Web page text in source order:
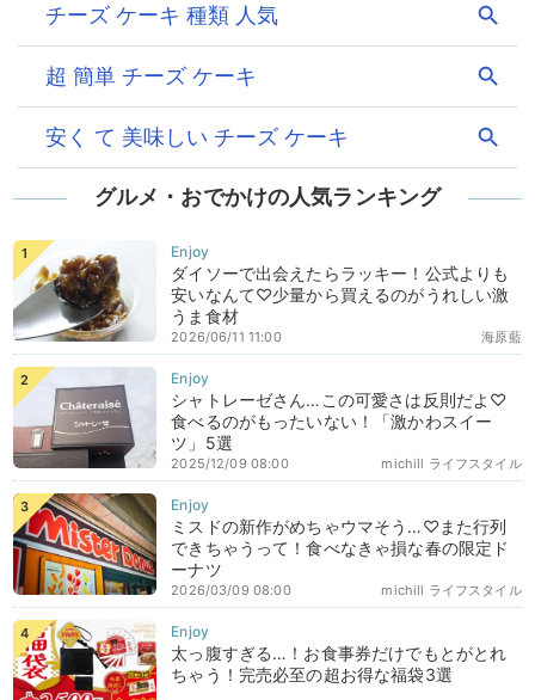
グルメ・おでかけの人気ランキング
ダイソーで出会えたらラッキー！公式よりも
安いなんて♡少量から買えるのがうれしい激
うま食材
海原藍
2026/06/11 11:00
シャトレーゼさん…この可愛さは反則だよ♡
食べるのがもったいない！「激かわスイー
ツ」5選
michill ライフスタイル
2025/12/09 08:00
ミスドの新作がめちゃウマそう…♡また行列
できちゃうって！食べなきゃ損な春の限定ド
ーナツ
michill ライフスタイル
2026/03/09 08:00
太っ腹すぎる…！お食事券だけでもとがとれ
ちゃう！完売必至の超お得な福袋3選